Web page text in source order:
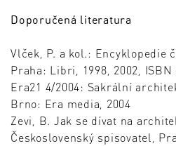
Doporučená literatura
Vlček, P. a kol.: Encyklopedie
Praha: Libri, 1998, 2002, ISBN
Era21 4/2004: Sakrální
Brno: Era media, 2004
Zevi, B. Jak se dívat na
Československý spisovatel,